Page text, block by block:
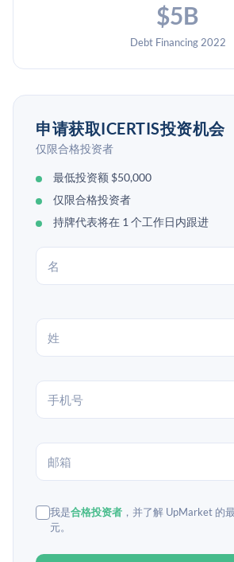
$5B
Debt Financing 2022
申请获取ICERTIS投资机会
仅限合格投资者
最低投资额 $50,000
仅限合格投资者
持牌代表将在 1 个工作日内跟进
我是合格投资者 ，并了解 UpMarket 的
元。